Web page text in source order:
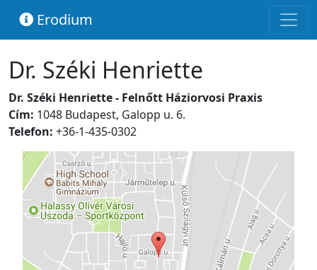
Erodium
Dr. Széki Henriette
Dr. Széki Henriette - Felnőtt Háziorvosi Praxis
Cím: 1048 Budapest, Galopp u. 6.
Telefon: +36-1-435-0302